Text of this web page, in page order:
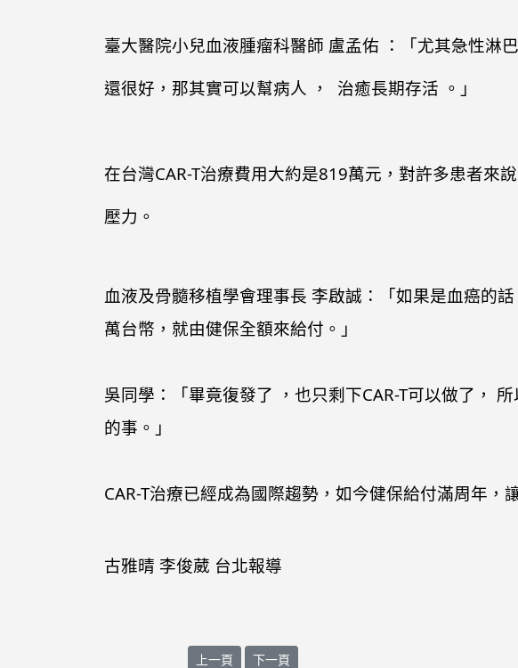
臺大醫院小兒血液腫瘤科醫師 盧孟佑 ：「尤其急性淋
還很好，那其實可以幫病人 ， 治癒長期存活 。」
在台灣CAR-T治療費用大約是819萬元，對許多患者來
壓力。
血液及骨髓移植學會理事長 李啟誠：「如果是血癌的
萬台幣，就由健保全額來給付。」
吳同學：「畢竟復發了 ，也只剩下CAR-T可以做了，
的事。」
CAR-T治療已經成為國際趨勢，如今健保給付滿周年，
古雅晴 李俊葳 台北報導
上一篇文章: 2024-11-21 花蓮慈院李啟誠榮獲「國際醫療典
上一頁 下一篇文章: 2024.08.13 恭賀細胞治療中心李啟
下一頁